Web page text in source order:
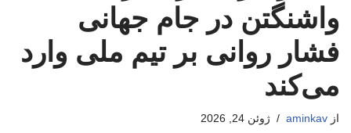
واشنگتن در جام جهانی
فشار روانی بر تیم ملی وارد
می‌کند
از aminkav ژوئن 24, 2026